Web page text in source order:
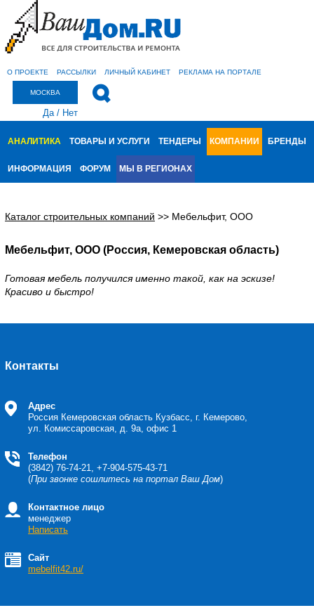
О ПРОЕКТЕ РАССЫЛКИ ЛИЧНЫЙ КАБИНЕТ РЕКЛАМА НА ПОРТАЛЕ
МОСКВА
Да/ Нет
АНАЛИТИКА ТОВАРЫ И УСЛУГИ ТЕНДЕРЫ КОМПАНИИ БРЕНДЫ
ИНФОРМАЦИЯ ФОРУМ МЫ В РЕГИОНАХ
Каталог строительных компаний >> Мебельфит, ООО
Мебельфит, ООО (Россия, Кемеровская область)
Готовая мебель получился именно такой, как на эскизе!
Красиво и быстро!
Контакты
Адрес
Россия Кемеровская область Кузбасс, г. Кемерово,
ул. Комиссаровская, д. 9а, офис 1
Телефон
(3842) 76-74-21, +7-904-575-43-71
(При звонке сошлитесь на портал Ваш Дом)
Контактное лицо
менеджер
Написать
Сайт
mebelfit42.ru/